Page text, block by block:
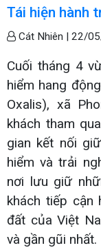
Tái hiện hành
Cát Nhiên | 22/
Cuối tháng 4
hiểm hang
Oxalis), xã
khách tham
gian kết nối
hiểm và trải
nơi lưu giữ
khách tiếp cận
đất của Việt
và gần gũi nhất.